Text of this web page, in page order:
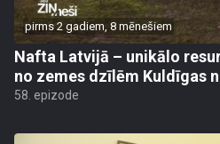
pirms 2 gadiem, 8 mēnešiem
Nafta Latvijā – unikālo
no zemes dzīlēm Kuldīgas
58. epizode